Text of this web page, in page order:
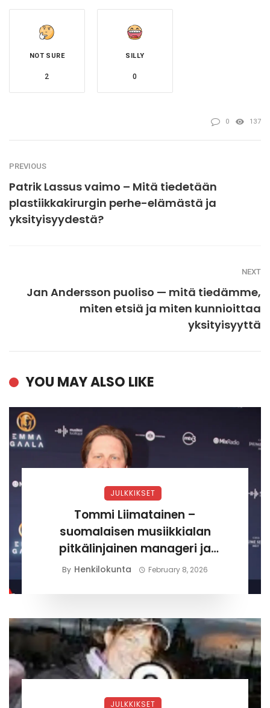
NOT SURE
2
SILLY
0
0 137
PREVIOUS
Patrik Lassus vaimo – Mitä tiedetään
plastiikkakirurgin perhe-elämästä ja
yksityisyydestä?
NEXT
Jan Andersson puoliso — mitä tiedämme,
miten etsiä ja miten kunnioittaa
yksityisyyttä
YOU MAY ALSO LIKE
JULKKIKSET
Tommi Liimatainen –
suomalaisen musiikkialan
pitkälinjainen manageri ja
yrittäjä
By Henkilokunta February 8, 2026
JULKKIKSET